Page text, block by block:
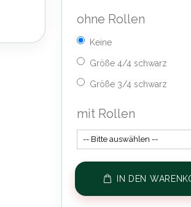
ohne Rollen
Keine
Größe 4/4 schwarz
Größe 3/4 schwarz
mit Rollen
IN DEN